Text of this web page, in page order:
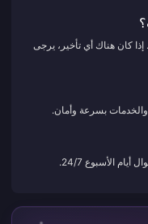
كان هناك أي تأخير، يرجى